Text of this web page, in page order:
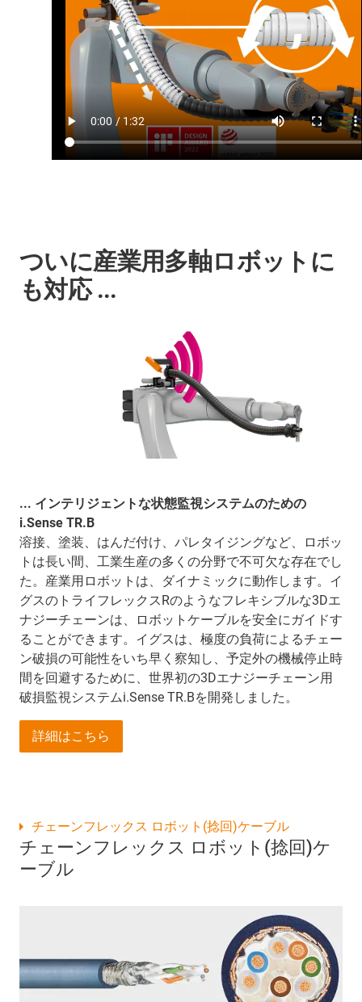
ついに産業用多軸ロボットに
も対応 ...
... インテリジェントな状態監視システムのための
i.Sense TR.B
溶接、塗装、はんだ付け、パレタイジングなど、ロボッ
トは長い間、工業生産の多くの分野で不可欠な存在でし
た。産業用ロボットは、ダイナミックに動作します。イ
グスのトライフレックスRのようなフレキシブルな3Dエ
ナジーチェーンは、ロボットケーブルを安全にガイドす
ることができます。イグスは、極度の負荷によるチェー
ン破損の可能性をいち早く察知し、予定外の機械停止時
間を回避するために、世界初の3Dエナジーチェーン用
破損監視システムi.Sense TR.Bを開発しました。
詳細はこちら
チェーンフレックス ロボット(捻回)ケ
ーブル
チェーンフレックス ロボット(捻回)ケーブル